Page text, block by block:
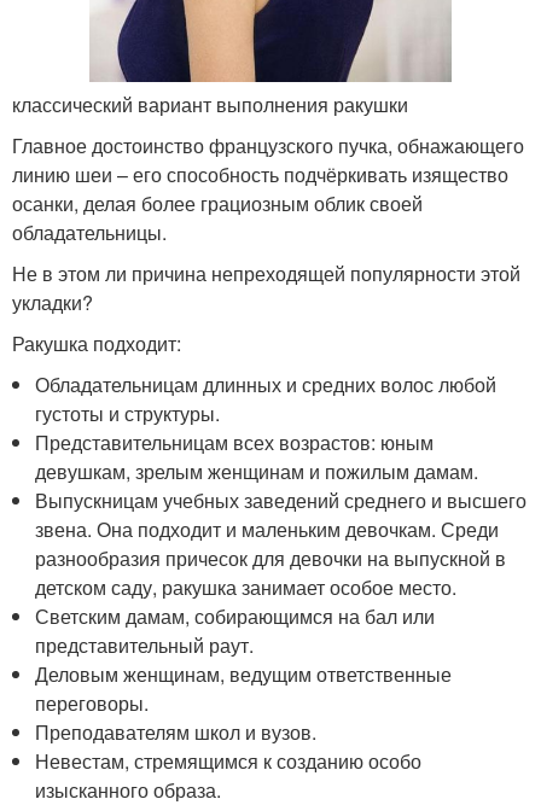
классический вариант выполнения ракушки
Главное достоинство французского пучка, обнажающего
линию шеи – его способность подчёркивать изящество
осанки, делая более грациозным облик своей
обладательницы.
Не в этом ли причина непреходящей популярности этой
укладки?
Ракушка подходит:
Обладательницам длинных и средних волос любой
густоты и структуры.
Представительницам всех возрастов: юным
девушкам, зрелым женщинам и пожилым дамам.
Выпускницам учебных заведений среднего и высшего
звена. Она подходит и маленьким девочкам. Среди
разнообразия причесок для девочки на выпускной в
детском саду, ракушка занимает особое место.
Светским дамам, собирающимся на бал или
представительный раут.
Деловым женщинам, ведущим ответственные
переговоры.
Преподавателям школ и вузов.
Невестам, стремящимся к созданию особо
изысканного образа.